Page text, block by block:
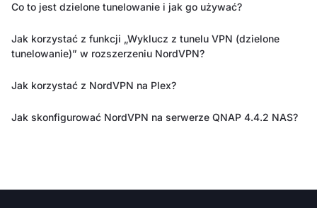
Co to jest dzielone tunelowanie i jak go używać?
Jak korzystać z funkcji „Wyklucz z tunelu VPN (dzielone
tunelowanie)” w rozszerzeniu NordVPN?
Jak korzystać z NordVPN na Plex?
Jak skonfigurować NordVPN na serwerze QNAP 4.4.2 NAS?